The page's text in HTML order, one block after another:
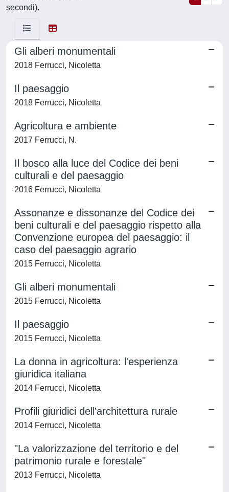
secondi).
Gli alberi monumentali
2018 Ferrucci, Nicoletta
Il paesaggio
2018 Ferrucci, Nicoletta
Agricoltura e ambiente
2017 Ferrucci, N.
Il bosco alla luce del Codice dei beni
culturali e del paesaggio
2016 Ferrucci, Nicoletta
Assonanze e dissonanze del Codice dei
beni culturali e del paesaggio rispetto alla
Convenzione europea del paesaggio: il
caso del paesaggio agrario
2015 Ferrucci, Nicoletta
Gli alberi monumentali
2015 Ferrucci, Nicoletta
Il paesaggio
2015 Ferrucci, Nicoletta
La donna in agricoltura: l'esperienza
giuridica italiana
2014 Ferrucci, Nicoletta
Profili giuridici dell'architettura rurale
2014 Ferrucci, Nicoletta
"La valorizzazione del territorio e del
patrimonio rurale e forestale"
2013 Ferrucci, Nicoletta